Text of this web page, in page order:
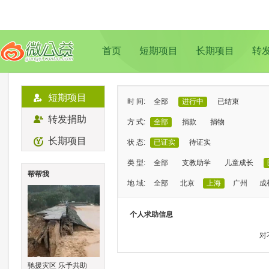
首页 短期项目 长期项目 转
短期项目
转发捐助
长期项目
帮帮我
驰援灾区 乐予共助
时 间: 全部 进行中 已结束
方 式: 全部 捐款 捐物
状 态: 已证实 待证实
类 型: 全部 支教助学 儿童成长
地 域: 全部 北京 上海 广州 成
个人求助信息
对